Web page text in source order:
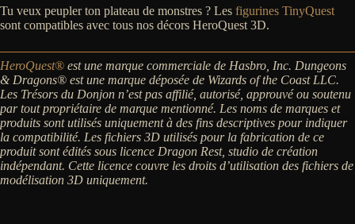
Tu veux peupler ton plateau de monstres ? Les figurines TinyQuest
sont compatibles avec tous nos décors HeroQuest 3D.
HeroQuest® est une marque commerciale de Hasbro, Inc. Dungeons
& Dragons® est une marque déposée de Wizards of the Coast LLC.
Les Trésors du Donjon n’est pas affilié, autorisé, approuvé ou soutenu
par tout propriétaire de marque mentionné. Les noms de marques et
produits sont utilisés uniquement à des fins descriptives pour indiquer
la compatibilité. Les fichiers 3D utilisés pour la fabrication de ce
produit sont édités sous licence Dragon Rest, studio de création
indépendant. Cette licence couvre les droits d’utilisation des fichiers de
modélisation 3D uniquement.